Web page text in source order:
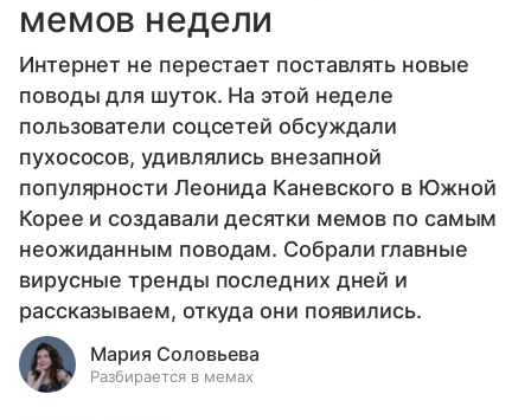
мемов недели
Интернет не перестает поставлять новые
поводы для шуток. На этой неделе
пользователи соцсетей обсуждали
пухососов, удивлялись внезапной
популярности Леонида Каневского в Южной
Корее и создавали десятки мемов по самым
неожиданным поводам. Собрали главные
вирусные тренды последних дней и
рассказываем, откуда они появились.
Мария Соловьева
Разбирается в мемах